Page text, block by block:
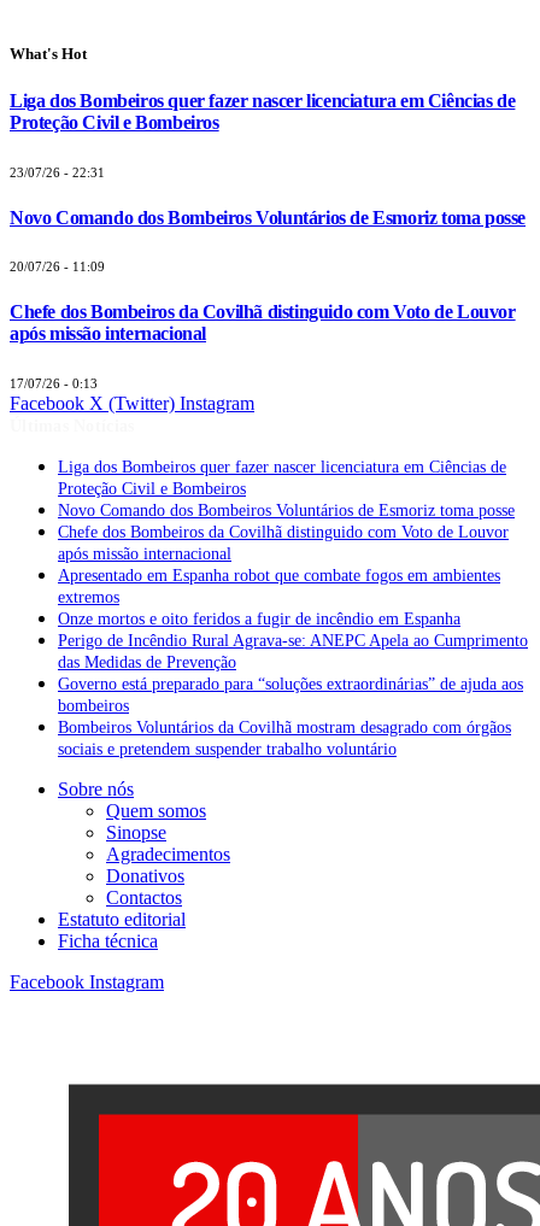
What's Hot
Liga dos Bombeiros quer fazer nascer licenciatura em Ciências de
Proteção Civil e Bombeiros
23/07/26 - 22:31
Novo Comando dos Bombeiros Voluntários de Esmoriz toma posse
20/07/26 - 11:09
Chefe dos Bombeiros da Covilhã distinguido com Voto de Louvor
após missão internacional
17/07/26 - 0:13
Facebook X (Twitter) Instagram
Liga dos Bombeiros quer fazer nascer licenciatura em Ciências de
Proteção Civil e Bombeiros
Novo Comando dos Bombeiros Voluntários de Esmoriz toma posse
Chefe dos Bombeiros da Covilhã distinguido com Voto de Louvor
após missão internacional
Apresentado em Espanha robot que combate fogos em ambientes
extremos
Onze mortos e oito feridos a fugir de incêndio em Espanha
Perigo de Incêndio Rural Agrava-se: ANEPC Apela ao Cumprimento
das Medidas de Prevenção
Governo está preparado para “soluções extraordinárias” de ajuda aos
bombeiros
Bombeiros Voluntários da Covilhã mostram desagrado com órgãos
sociais e pretendem suspender trabalho voluntário
Sobre nós
Quem somos
Sinopse
Agradecimentos
Donativos
Contactos
Estatuto editorial
Ficha técnica
Facebook Instagram